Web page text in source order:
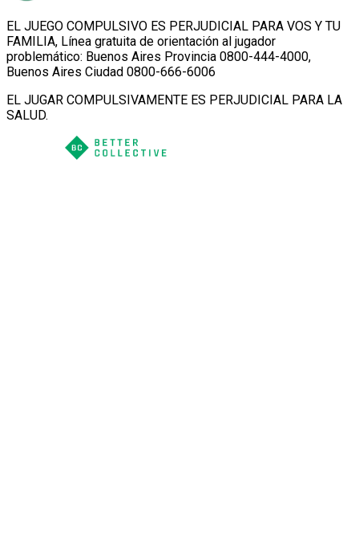
EL JUEGO COMPULSIVO ES PERJUDICIAL PARA VOS Y TU
FAMILIA, Línea gratuita de orientación al jugador
problemático: Buenos Aires Provincia 0800-444-4000,
Buenos Aires Ciudad 0800-666-6006
EL JUGAR COMPULSIVAMENTE ES PERJUDICIAL PARA LA
SALUD.